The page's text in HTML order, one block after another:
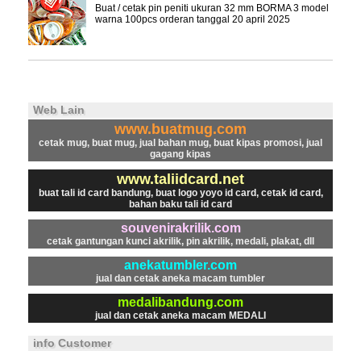
Buat / cetak pin peniti ukuran 32 mm BORMA 3 model
warna 100pcs orderan tanggal 20 april 2025
Web Lain
www.buatmug.com
cetak mug, buat mug, jual bahan mug, buat kipas promosi, jual
gagang kipas
www.taliidcard.net
buat tali id card bandung, buat logo yoyo id card, cetak id card,
bahan baku tali id card
souvenirakrilik.com
cetak gantungan kunci akrilik, pin akrilik, medali, plakat, dll
anekatumbler.com
jual dan cetak aneka macam tumbler
medalibandung.com
jual dan cetak aneka macam MEDALI
info Customer